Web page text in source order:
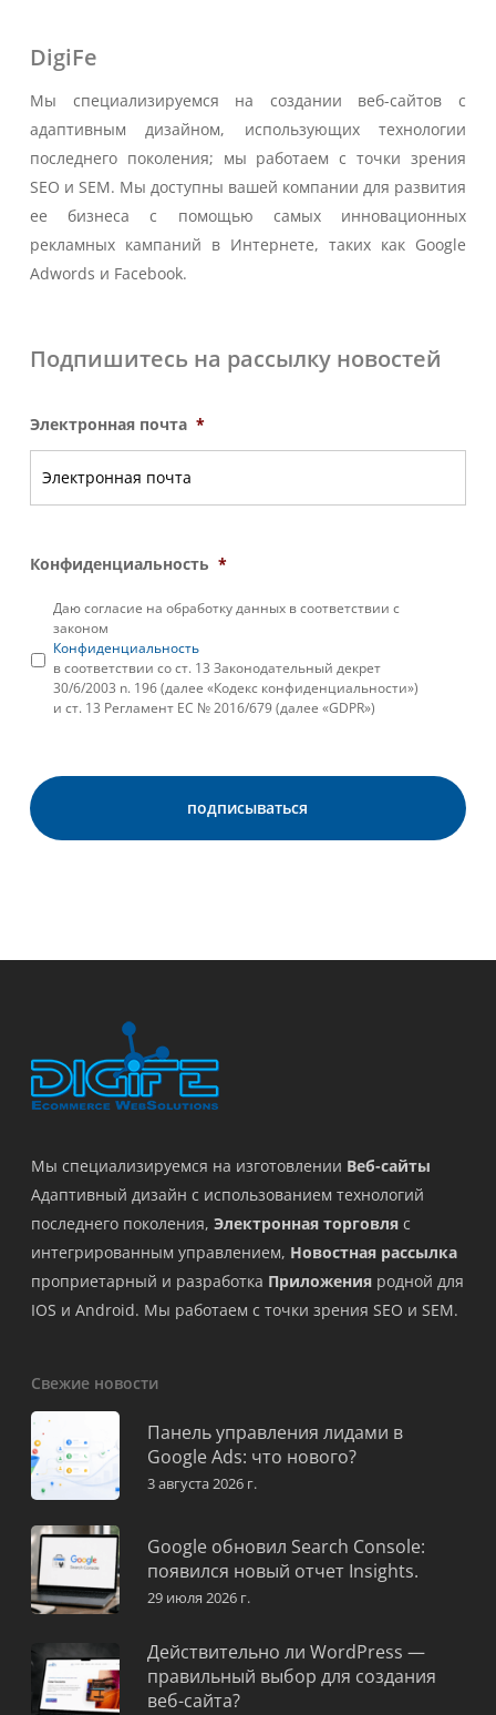
DigiFe
Мы специализируемся на создании веб-сайтов с
адаптивным дизайном, использующих технологии
последнего поколения; мы работаем с точки зрения
SEO и SEM. Мы доступны вашей компании для развития
ее бизнеса с помощью самых инновационных
рекламных кампаний в Интернете, таких как Google
Adwords и Facebook.
Подпишитесь на рассылку новостей
Электронная почта *
Конфиденциальность *
Даю согласие на обработку данных в соответствии с
законом
Конфиденциальность
в соответствии со ст. 13 Законодательный декрет
30/6/2003 n. 196 (далее «Кодекс конфиденциальности»)
и ст. 13 Регламент ЕС № 2016/679 (далее «GDPR»)
Мы специализируемся на изготовлении Веб-сайты
Адаптивный дизайн с использованием технологий
последнего поколения, Электронная торговля с
интегрированным управлением, Новостная рассылка
проприетарный и разработка Приложения родной для
IOS и Android. Мы работаем с точки зрения SEO и SEM.
Свежие новости
Панель управления лидами в
Google Ads: что нового?
3 августа 2026 г.
Google обновил Search Console:
появился новый отчет Insights.
29 июля 2026 г.
Действительно ли WordPress —
правильный выбор для создания
веб-сайта?